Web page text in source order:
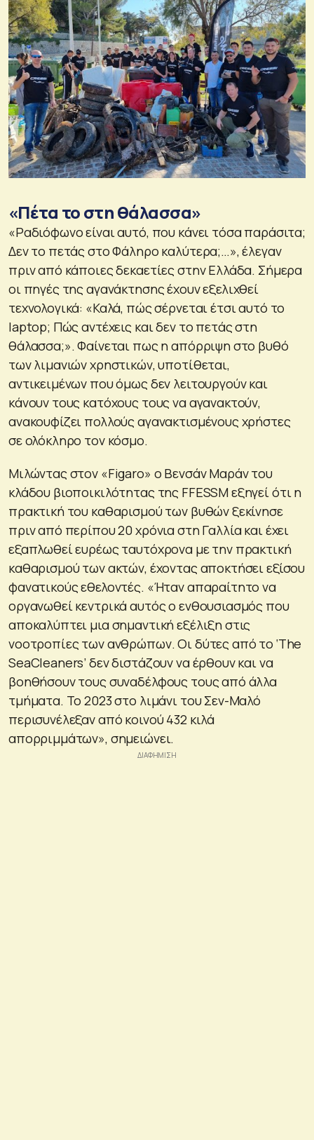
«Πέτα το στη θάλασσα»
«Ραδιόφωνο είναι αυτό, που κάνει τόσα παράσιτα;
Δεν το πετάς στο Φάληρο καλύτερα;…», έλεγαν
πριν από κάποιες δεκαετίες στην Ελλάδα. Σήμερα
οι πηγές της αγανάκτησης έχουν εξελιχθεί
τεχνολογικά: «Καλά, πώς σέρνεται έτσι αυτό το
laptop; Πώς αντέχεις και δεν το πετάς στη
θάλασσα;». Φαίνεται πως η απόρριψη στο βυθό
των λιμανιών χρηστικών, υποτίθεται,
αντικειμένων που όμως δεν λειτουργούν και
κάνουν τους κατόχους τους να αγανακτούν,
ανακουφίζει πολλούς αγανακτισμένους χρήστες
σε ολόκληρο τον κόσμο.
Μιλώντας στον «Figaro» ο Βενσάν Μαράν του
κλάδου βιοποικιλότητας της FFESSM εξηγεί ότι η
πρακτική του καθαρισμού των βυθών ξεκίνησε
πριν από περίπου 20 χρόνια στη Γαλλία και έχει
εξαπλωθεί ευρέως ταυτόχρονα με την πρακτική
καθαρισμού των ακτών, έχοντας αποκτήσει εξίσου
φανατικούς εθελοντές. «Ήταν απαραίτητο να
οργανωθεί κεντρικά αυτός ο ενθουσιασμός που
αποκαλύπτει μια σημαντική εξέλιξη στις
νοοτροπίες των ανθρώπων. Οι δύτες από το ‘The
SeaCleaners’ δεν διστάζουν να έρθουν και να
βοηθήσουν τους συναδέλφους τους από άλλα
τμήματα. Το 2023 στο λιμάνι του Σεν-Μαλό
περισυνέλεξαν από κοινού 432 κιλά
απορριμμάτων», σημειώνει.